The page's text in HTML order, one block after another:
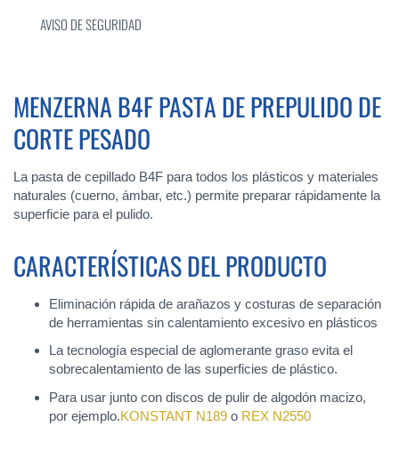
MENZERNA B4F PASTA DE PREPULIDO DE
CORTE PESADO
La pasta de cepillado B4F para todos los plásticos y materiales
naturales (cuerno, ámbar, etc.) permite preparar rápidamente la
superficie para el pulido.
CARACTERÍSTICAS DEL PRODUCTO
Eliminación rápida de arañazos y costuras de separación
de herramientas sin calentamiento excesivo en plásticos
La tecnología especial de aglomerante graso evita el
sobrecalentamiento de las superficies de plástico.
Para usar junto con discos de pulir de algodón macizo,
por ejemplo.KONSTANT N189 o REX N2550
AVISO DE SEGURIDAD